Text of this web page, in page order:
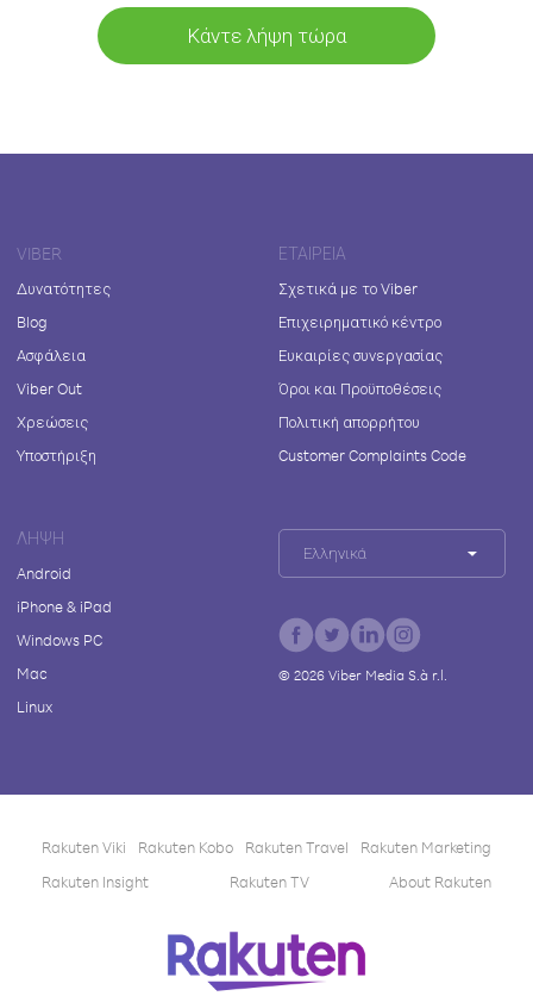
Κάντε λήψη τώρα
VIBER
Δυνατότητες
Blog
Ασφάλεια
Viber Out
Χρεώσεις
Υποστήριξη
ΕΤΑΙΡΕΊΑ
Σχετικά με το Viber
Επιχειρηματικό κέντρο
Ευκαιρίες συνεργασίας
Όροι και Προϋποθέσεις
Πολιτική απορρήτου
Customer Complaints Code
ΛΉΨΗ
Android
iPhone & iPad
Windows PC
Mac
Linux
Ελληνικά
© 2026Viber Media S.à r.l.
Rakuten Viki Rakuten Kobo Rakuten Travel
Rakuten Marketing
Rakuten Insight
Rakuten TV About Rakuten